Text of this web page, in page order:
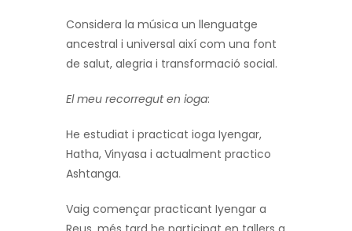
Considera la música un llenguatge
ancestral i universal així com una font
de salut, alegria i transformació social.
El meu recorregut en ioga:
He estudiat i practicat ioga Iyengar,
Hatha, Vinyasa i actualment practico
Ashtanga.
Vaig començar practicant Iyengar a